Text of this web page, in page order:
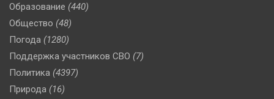
Образование (440)
Общество (48)
Погода (1280)
Поддержка участников СВО (7)
Политика (4397)
Природа (16)